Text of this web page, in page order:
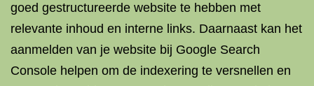
goed gestructureerde website te hebben met
relevante inhoud en interne links. Daarnaast kan het
aanmelden van je website bij Google Search
Console helpen om de indexering te versnellen en